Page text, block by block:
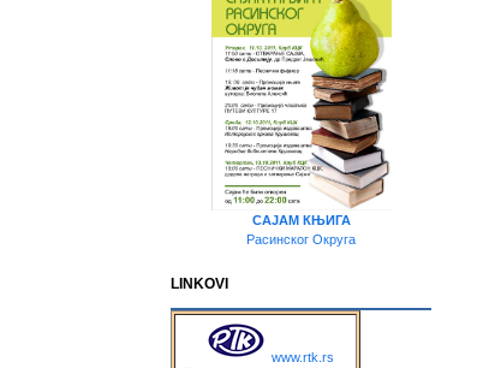
САЈАМ КЊИГА
Расинског Округа
LINKOVI
www.rtk.rs